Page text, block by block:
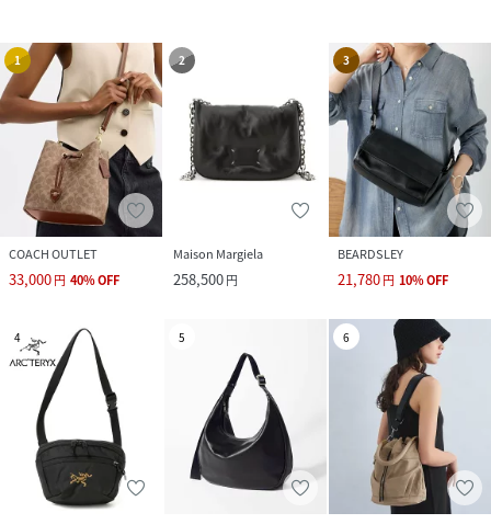
1
COACH OUTLET
33,000円 40%OFF
2
Maison Margiela
258,500円
3
BEARDSLEY
21,780円 10%OFF
4 5 6